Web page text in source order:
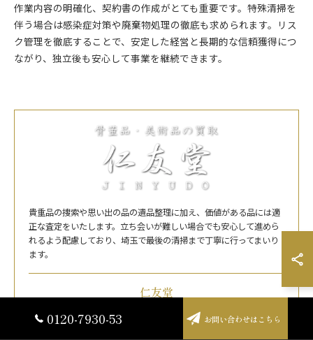
作業内容の明確化、契約書の作成がとても重要です。特殊清掃を
伴う場合は感染症対策や廃棄物処理の徹底も求められます。リス
ク管理を徹底することで、安定した経営と長期的な信頼獲得につ
ながり、独立後も安心して事業を継続できます。
貴重品の捜索や思い出の品の遺品整理に加え、価値がある品には適
正な査定をいたします。立ち会いが難しい場合でも安心して進めら
れるよう配慮しており、埼玉で最後の清掃まで丁寧に行ってまいり
ます。
仁友堂
埼玉県狭山市狭山42-17
0120-7930-53 お問い合わせはこちら